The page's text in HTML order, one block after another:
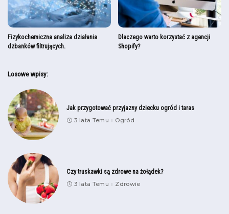
Fizykochemiczna analiza działania
dzbanków filtrujących.
Dlaczego warto korzystać z agencji
Shopify?
Losowe wpisy:
Jak przygotować przyjazny dziecku ogród i taras
3 lata Temu Ogród
Czy truskawki są zdrowe na żołądek?
3 lata Temu Zdrowie